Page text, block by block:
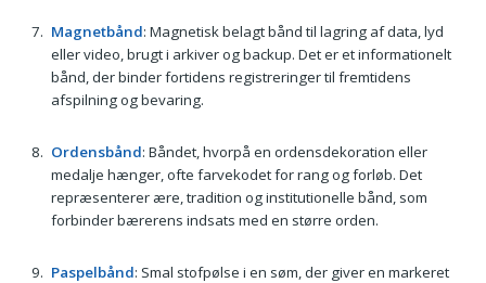
Magnetbånd: Magnetisk belagt bånd til lagring af data, lyd
eller video, brugt i arkiver og backup. Det er et informationelt
bånd, der binder fortidens registreringer til fremtidens
afspilning og bevaring.
Ordensbånd: Båndet, hvorpå en ordensdekoration eller
medalje hænger, ofte farvekodet for rang og forløb. Det
repræsenterer ære, tradition og institutionelle bånd, som
forbinder bærerens indsats med en større orden.
Paspelbånd: Smal stofpølse i en søm, der giver en markeret